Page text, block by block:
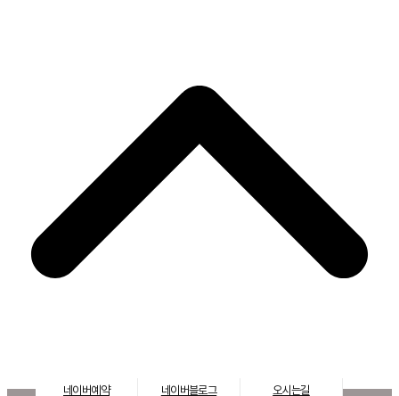
네이버예약 네이버블로그 오시는길